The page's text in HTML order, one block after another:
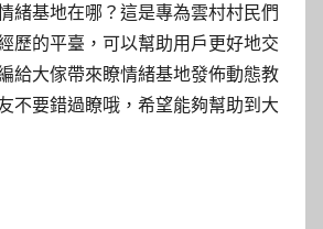
緒基地在哪？這是專為雲村村民們
歷的平臺，可以幫助用戶更好地交
給大傢帶來瞭情緒基地發佈動態教
不要錯過瞭哦，希望能夠幫助到大